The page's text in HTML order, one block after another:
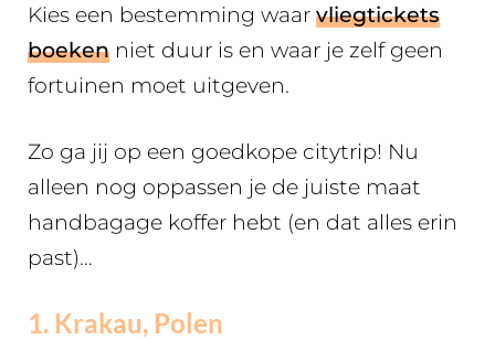
Kies een bestemming waar vliegtickets
boeken niet duur is en waar je zelf geen
fortuinen moet uitgeven.
Zo ga jij op een goedkope citytrip! Nu
alleen nog oppassen je de juiste maat
handbagage koffer hebt (en dat alles erin
past)…
1. Krakau, Polen